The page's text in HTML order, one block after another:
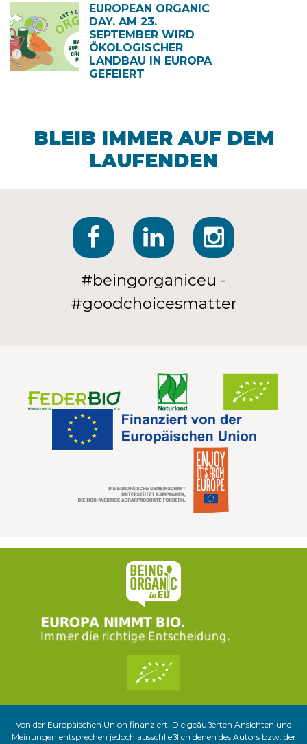
EUROPEAN ORGANIC
DAY. AM 23.
SEPTEMBER WIRD
ÖKOLOGISCHER
LANDBAU IN EUROPA
GEFEIERT
BLEIB IMMER AUF DEM
LAUFENDEN
#beingorganiceu -
#goodchoicesmatter
Von der Europäischen Union finanziert. Die geäußerten Ansichten und
Meinungen entsprechen jedoch ausschließlich denen des Autors bzw. der